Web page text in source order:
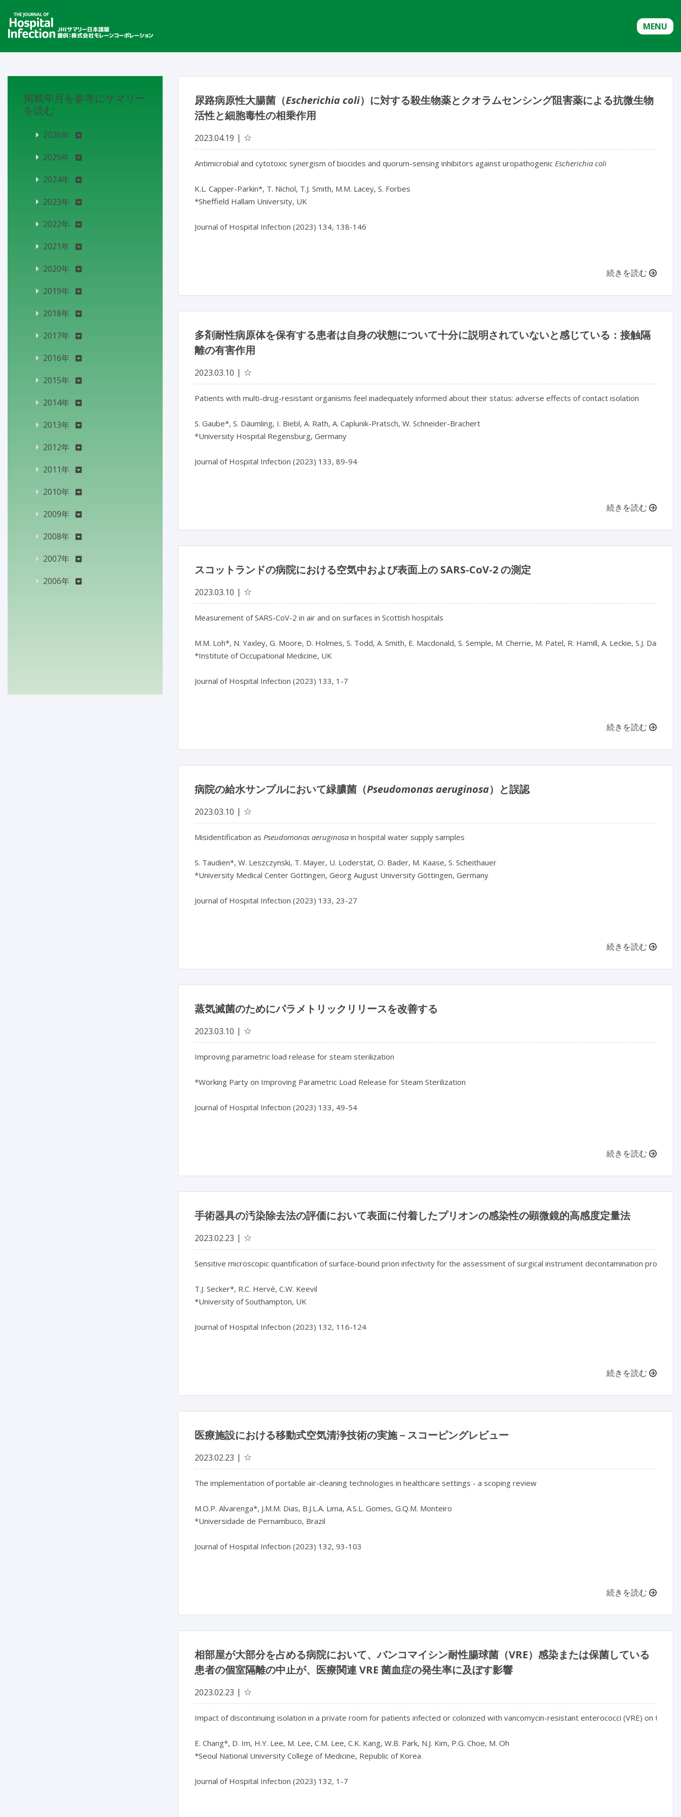
MENU
尿路病原性大腸菌（Escherichia coli）に対する殺生物薬とクオラムセンシング阻害薬による抗微生物
活性と細胞毒性の相乗作用
2023.04.19 ☆
Antimicrobial and cytotoxic synergism of biocides and quorum-sensing inhibitors against uropathogenic Escherichia coli
K.L. Capper-Parkin*, T. Nichol, T.J. Smith, M.M. Lacey, S. Forbes
*Sheffield Hallam University, UK
Journal of Hospital Infection (2023) 134, 138-146
続きを読む
多剤耐性病原体を保有する患者は自身の状態について十分に説明されていないと感じている：接触隔
離の有害作用
2023.03.10 ☆
Patients with multi-drug-resistant organisms feel inadequately informed about their status: adverse effects of contact isolation
S. Gaube*, S. Däumling, I. Biebl, A. Rath, A. Caplunik-Pratsch, W. Schneider-Brachert
*University Hospital Regensburg, Germany
Journal of Hospital Infection (2023) 133, 89-94
続きを読む
スコットランドの病院における空気中および表面上の SARS-CoV-2 の測定
2023.03.10 ☆
Measurement of SARS-CoV-2 in air and on surfaces in Scottish hospitals
M.M. Loh*, N. Yaxley, G. Moore, D. Holmes, S. Todd, A. Smith, E. Macdonald, S. Semple, M. Cherrie, M. Patel, R. Hamill, A. Leckie, S.J. Dancer,
*Institute of Occupational Medicine, UK
Journal of Hospital Infection (2023) 133, 1-7
続きを読む
病院の給水サンプルにおいて緑膿菌（Pseudomonas aeruginosa）と誤認
2023.03.10 ☆
Misidentification as Pseudomonas aeruginosa in hospital water supply samples
S. Taudien*, W. Leszczynski, T. Mayer, U. Loderstät, O. Bader, M. Kaase, S. Scheithauer
*University Medical Center Göttingen, Georg August University Göttingen, Germany
Journal of Hospital Infection (2023) 133, 23-27
続きを読む
蒸気滅菌のためにパラメトリックリリースを改善する
2023.03.10 ☆
Improving parametric load release for steam sterilization
*Working Party on Improving Parametric Load Release for Steam Sterilization
Journal of Hospital Infection (2023) 133, 49-54
続きを読む
手術器具の汚染除去法の評価において表面に付着したプリオンの感染性の顕微鏡的高感度定量法
2023.02.23 ☆
Sensitive microscopic quantification of surface-bound prion infectivity for the assessment of surgical instrument decontamination
T.J. Secker*, R.C. Hervé, C.W. Keevil
*University of Southampton, UK
Journal of Hospital Infection (2023) 132, 116-124
続きを読む
医療施設における移動式空気清浄技術の実施－スコーピングレビュー
2023.02.23 ☆
The implementation of portable air-cleaning technologies in healthcare settings - a scoping review
M.O.P. Alvarenga*, J.M.M. Dias, B.J.L.A. Lima, A.S.L. Gomes, G.Q.M. Monteiro
*Universidade de Pernambuco, Brazil
Journal of Hospital Infection (2023) 132, 93-103
続きを読む
相部屋が大部分を占める病院において、バンコマイシン耐性腸球菌（VRE）感染または保菌している
患者の個室隔離の中止が、医療関連 VRE 菌血症の発生率に及ぼす影響
2023.02.23 ☆
Impact of discontinuing isolation in a private room for patients infected or colonized with vancomycin-resistant enterococci (VRE) on the
E. Chang*, D. Im, H.Y. Lee, M. Lee, C.M. Lee, C.K. Kang, W.B. Park, N.J. Kim, P.G. Choe, M. Oh
*Seoul National University College of Medicine, Republic of Korea
Journal of Hospital Infection (2023) 132, 1-7
掲載年月を参考にサマリー
を読む
2026年
2025年
2024年
2023年
2022年
2021年
2020年
2019年
2018年
2017年
2016年
2015年
2014年
2013年
2012年
2011年
2010年
2009年
2008年
2007年
2006年